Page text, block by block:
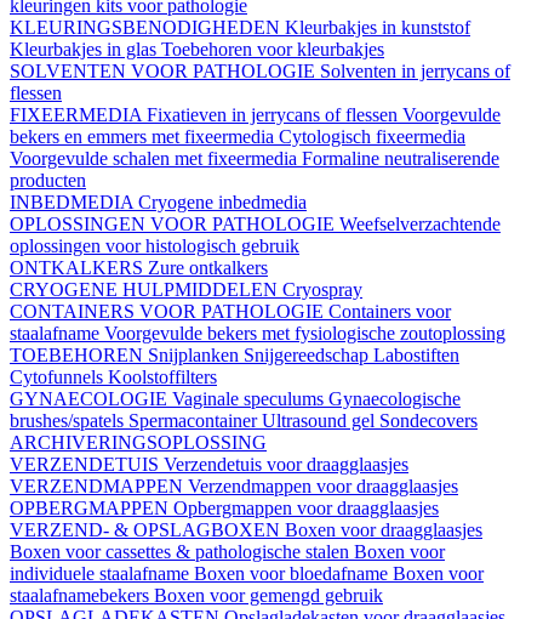
kleuringen kits voor pathologie
KLEURINGSBENODIGHEDEN Kleurbakjes in kunststof
Kleurbakjes in glas Toebehoren voor kleurbakjes
SOLVENTEN VOOR PATHOLOGIE Solventen in jerrycans of
flessen
FIXEERMEDIA Fixatieven in jerrycans of flessen Voorgevulde
bekers en emmers met fixeermedia Cytologisch fixeermedia
Voorgevulde schalen met fixeermedia Formaline neutraliserende
producten
INBEDMEDIA Cryogene inbedmedia
OPLOSSINGEN VOOR PATHOLOGIE Weefselverzachtende
oplossingen voor histologisch gebruik
ONTKALKERS Zure ontkalkers
CRYOGENE HULPMIDDELEN Cryospray
CONTAINERS VOOR PATHOLOGIE Containers voor
staalafname Voorgevulde bekers met fysiologische zoutoplossing
TOEBEHOREN Snijplanken Snijgereedschap Labostiften
Cytofunnels Koolstoffilters
GYNAECOLOGIE Vaginale speculums Gynaecologische
brushes/spatels SpermacontainerUltrasound gel Sondecovers
ARCHIVERINGSOPLOSSING
VERZENDETUIS Verzendetuis voor draagglaasjes
VERZENDMAPPEN Verzendmappen voor draagglaasjes
OPBERGMAPPEN Opbergmappen voor draagglaasjes
VERZEND- & OPSLAGBOXEN Boxen voor draagglaasjes
Boxen voor cassettes & pathologische stalen Boxen voor
individuele staalafname Boxen voor bloedafname Boxen voor
staalafnamebekers Boxen voor gemengd gebruik